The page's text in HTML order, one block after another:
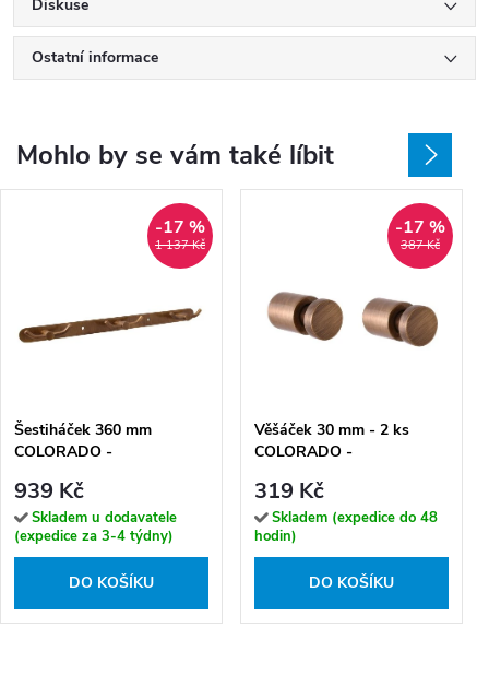
Diskuse
Ostatní informace
Mohlo by se vám také líbit
1 137 Kč
-17 %
Šestiháček 360 mm
COLORADO -
(Bronz)
939 Kč
Skladem u dodavatele
(expedice za 3-4 týdny)
DO KOŠÍKU
387 Kč
-17 %
Věšáček 30 mm - 2 ks
COLORADO -
mosaz (Bronz)
319 Kč
Skladem (expedice do 48
hodin)
DO KOŠÍKU